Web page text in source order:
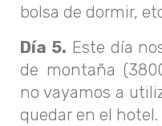
bolsa de dormir,
Día 5. Este día
de montaña
no vayamos a
quedar en el